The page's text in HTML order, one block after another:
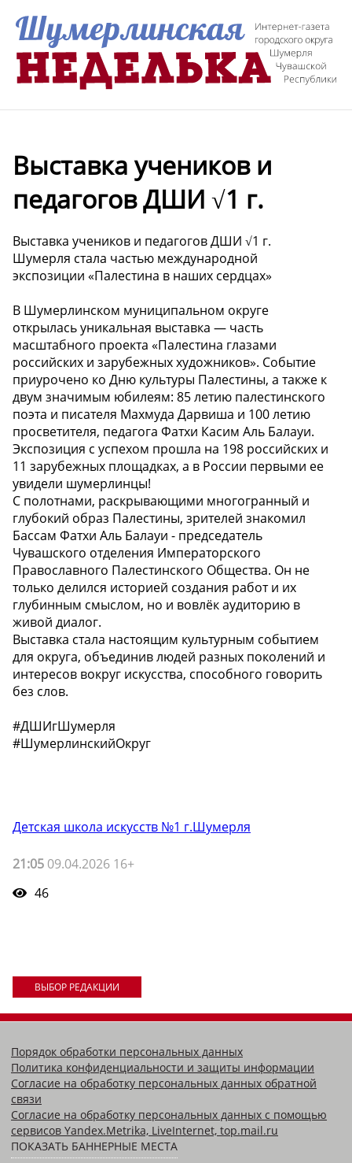
Выставка учеников и
педагогов ДШИ √1 г.
Выставка учеников и педагогов ДШИ √1 г.
Шумерля стала частью международной
экспозиции «Палестина в наших сердцах»
В Шумерлинском муниципальном округе
открылась уникальная выставка — часть
масштабного проекта «Палестина глазами
российских и зарубежных художников». Событие
приурочено ко Дню культуры Палестины, а также к
двум значимым юбилеям: 85 летию палестинского
поэта и писателя Махмуда Дарвиша и 100 летию
просветителя, педагога Фатхи Касим Аль Балауи.
Экспозиция с успехом прошла на 198 российских и
11 зарубежных площадках, а в России первыми ее
увидели шумерлинцы!
С полотнами, раскрывающими многогранный и
глубокий образ Палестины, зрителей знакомил
Бассам Фатхи Аль Балауи - председатель
Чувашского отделения Императорского
Православного Палестинского Общества. Он не
только делился историей создания работ и их
глубинным смыслом, но и вовлёк аудиторию в
живой диалог.
Выставка стала настоящим культурным событием
для округа, объединив людей разных поколений и
интересов вокруг искусства, способного говорить
без слов.
#ДШИгШумерля
#ШумерлинскийОкруг
Детская школа искусств №1 г.Шумерля
21:05 09.04.2026 16+
46
ВЫБОР РЕДАКЦИИ
Порядок обработки персональных данных
Политика конфиденциальности и защиты информации
Согласие на обработку персональных данных обратной
связи
Согласие на обработку персональных данных с помощью
сервисов Yandex.Metrika, LiveInternet, top.mail.ru
ПОКАЗАТЬ БАННЕРНЫЕ МЕСТА